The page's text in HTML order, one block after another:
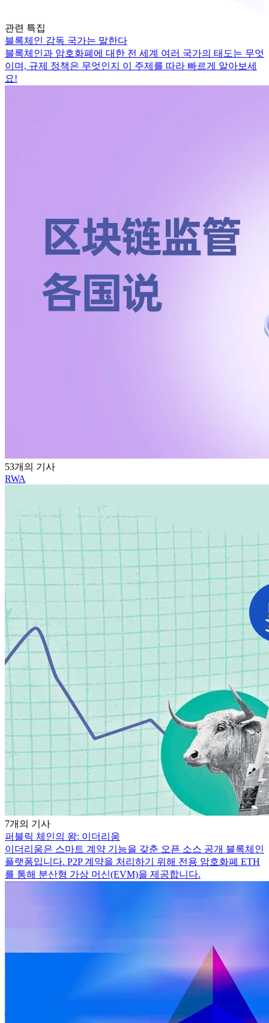
관련 특집
블록체인 감독 국가는 말한다
블록체인과 암호화폐에 대한 전 세계 여러 국가의 태도는 무엇
이며, 규제 정책은 무엇인지 이 주제를 따라 빠르게 알아보세
요!
53개의 기사
RWA
7개의 기사
퍼블릭 체인의 왕: 이더리움
이더리움은 스마트 계약 기능을 갖춘 오픈 소스 공개 블록체인
플랫폼입니다. P2P 계약을 처리하기 위해 전용 암호화폐 ETH
를 통해 분산형 가상 머신(EVM)을 제공합니다.